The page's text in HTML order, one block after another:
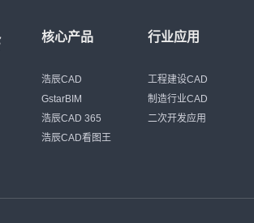
核心产品
浩辰CAD
GstarBIM
浩辰CAD 365
浩辰CAD看图王
行业应用
工程建设CAD
制造行业CAD
二次开发应用